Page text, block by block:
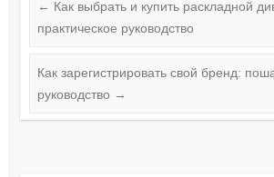
← Как выбрать и купить раскладной
практическое руководство
Как зарегистрировать свой бренд:
руководство →